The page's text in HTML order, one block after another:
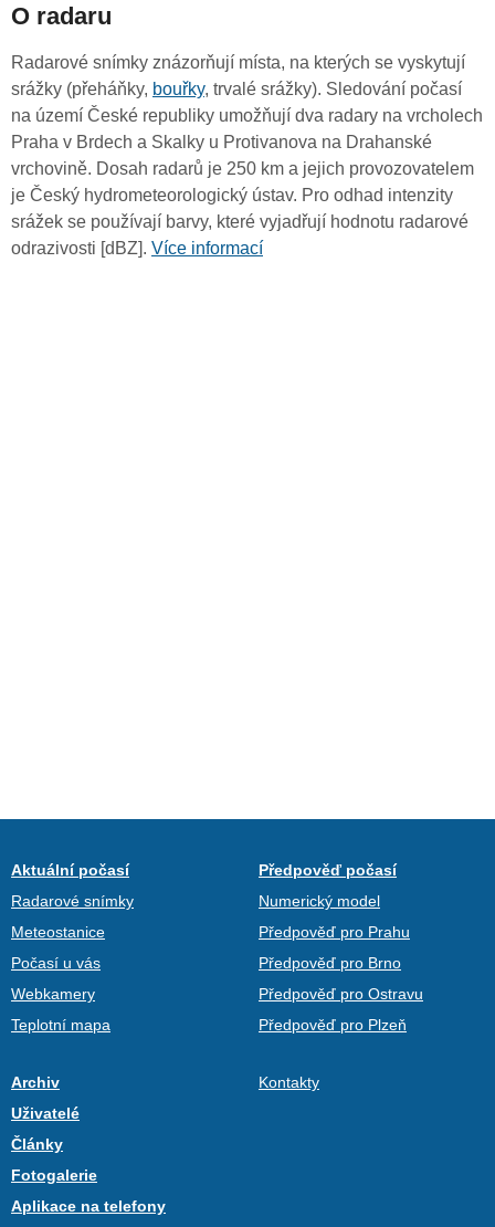
O radaru
Radarové snímky znázorňují místa, na kterých se vyskytují
srážky (přeháňky, bouřky, trvalé srážky). Sledování počasí
na území České republiky umožňují dva radary na vrcholech
Praha v Brdech a Skalky u Protivanova na Drahanské
vrchovině. Dosah radarů je 250 km a jejich provozovatelem
je Český hydrometeorologický ústav. Pro odhad intenzity
srážek se používají barvy, které vyjadřují hodnotu radarové
odrazivosti [dBZ]. Více informací
Aktuální počasí
Radarové snímky
Meteostanice
Počasí u vás
Webkamery
Teplotní mapa
Předpověď počasí
Numerický model
Předpověď pro Prahu
Předpověď pro Brno
Předpověď pro Ostravu
Předpověď pro Plzeň
Archiv
Uživatelé
Články
Fotogalerie
Aplikace na telefony
Kontakty